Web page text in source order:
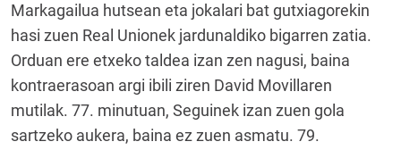
Markagailua hutsean eta jokalari bat gutxiagorekin
hasi zuen Real Unionek jardunaldiko bigarren zatia.
Orduan ere etxeko taldea izan zen nagusi, baina
kontraerasoan argi ibili ziren David Movillaren
mutilak. 77. minutuan, Seguinek izan zuen gola
sartzeko aukera, baina ez zuen asmatu. 79.